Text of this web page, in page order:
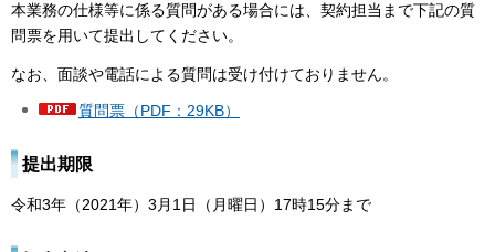
本業務の仕様等に係る質問がある場合には、契約担当まで下記の質
問票を用いて提出してください。
なお、面談や電話による質問は受け付けておりません。
質問票（PDF：29KB）
提出期限
令和3年（2021年）3月1日（月曜日）17時15分まで